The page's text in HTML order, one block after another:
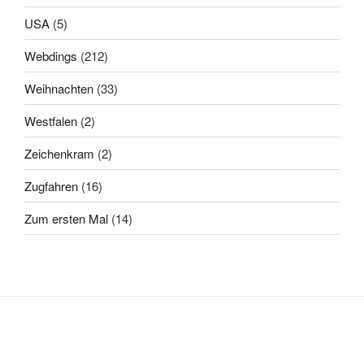
USA (5)
Webdings (212)
Weihnachten (33)
Westfalen (2)
Zeichenkram (2)
Zugfahren (16)
Zum ersten Mal (14)